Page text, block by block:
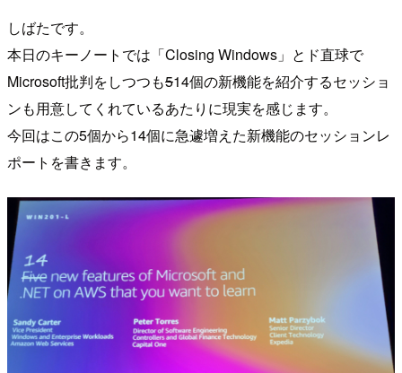
しばたです。
本日のキーノートでは「Closing Windows」とド直球で
Microsoft批判をしつつも514個の新機能を紹介するセッショ
ンも用意してくれているあたりに現実を感じます。
今回はこの5個から14個に急遽増えた新機能のセッションレ
ポートを書きます。